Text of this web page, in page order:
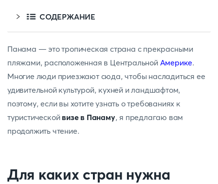
СОДЕРЖАНИЕ
Панама — это тропическая страна с прекрасными
пляжами, расположенная в Центральной Америке.
Многие люди приезжают сюда, чтобы насладиться ее
удивительной культурой, кухней и ландшафтом,
поэтому, если вы хотите узнать о требованиях к
туристическойвизе в Панаму, я предлагаю вам
продолжить чтение.
Для каких стран нужна